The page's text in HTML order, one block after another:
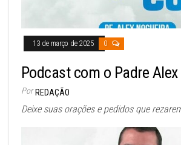
13 de março de 2025 0
Podcast com o Padre
Por REDAÇÃO
Deixe suas orações e pedidos que